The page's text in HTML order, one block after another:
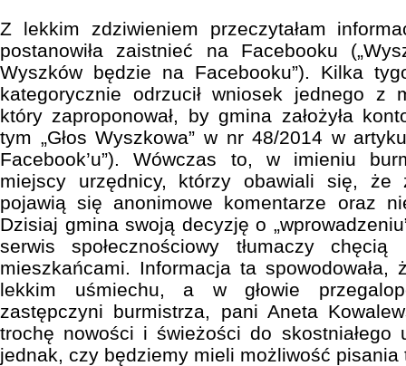
Z lekkim zdziwieniem przeczytałam
postanowiła zaistnieć na Facebooku
Wyszków będzie na Facebooku”). Kilka
kategorycznie odrzucił wniosek jednego z
który zaproponował, by gmina założyła
tym „Głos Wyszkowa” w nr 48/2014 w
Facebook’u”). Wówczas to, w imieniu
miejscy urzędnicy, którzy obawiali się, że
pojawią się anonimowe komentarze oraz
Dzisiaj gmina swoją decyzję o
serwis społecznościowy tłumaczy
mieszkańcami. Informacja ta
lekkim uśmiechu, a w głowie
zastępczyni burmistrza, pani Aneta
trochę nowości i świeżości do skostniałego
jednak, czy będziemy mieli możliwość pisania